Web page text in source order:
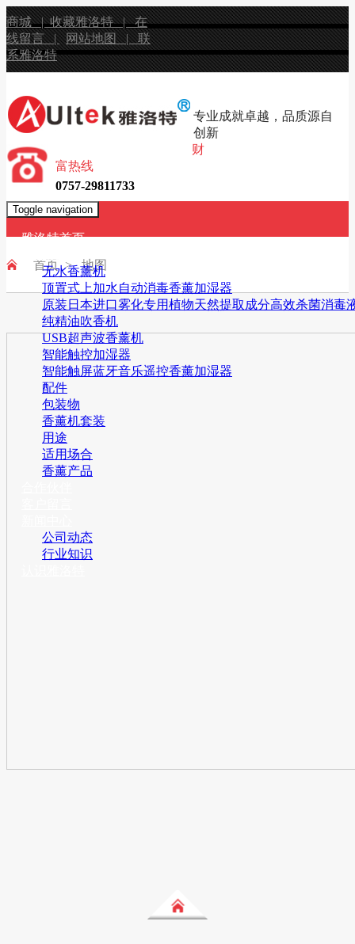
商城 |收藏雅洛特 |在
线留言 | 网站地图 |联
系雅洛特
专业成就卓越，品质源自
创新
财
富热线
0757-29811733
Toggle navigation
雅洛特首页
无水香薰机
顶置式上加水自动消毒香薰加湿器
原装日本进口雾化专用植物天然提取成分高效杀菌消毒
纯精油吹香机
USB超声波香薰机
智能触控加湿器
智能触屏蓝牙音乐遥控香薰加湿器
配件
包装物
香薰机套装
用途
适用场合
香薰产品
公司动态
行业知识
首页 > 地图